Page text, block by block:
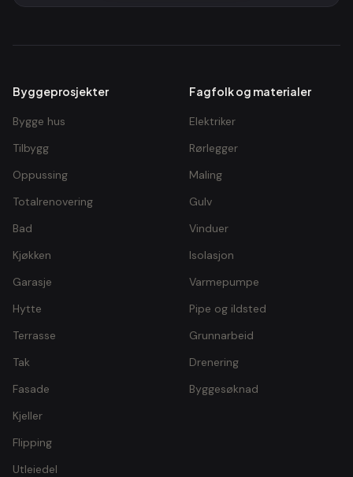
Byggeprosjekter
Bygge hus
Tilbygg
Oppussing
Totalrenovering
Bad
Kjøkken
Garasje
Hytte
Terrasse
Tak
Fasade
Kjeller
Flipping
Utleiedel
Fagfolk og materialer
Elektriker
Rørlegger
Maling
Gulv
Vinduer
Isolasjon
Varmepumpe
Pipe og ildsted
Grunnarbeid
Drenering
Byggesøknad